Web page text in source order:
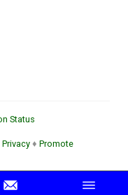
Privacy ♦ Promote